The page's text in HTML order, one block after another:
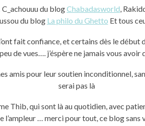
du blogChabadasworld,
du blog La philo du Ghetto Et tous
fait confiance, et certains dès le début
de vues…. j’éspère ne jamais vous avoir
amis pour leur soutien inconditionnel,
serai pas là
Thib, qui sont là au quotidien, avec
l’ampleur … merci pour tout, ce blog sans